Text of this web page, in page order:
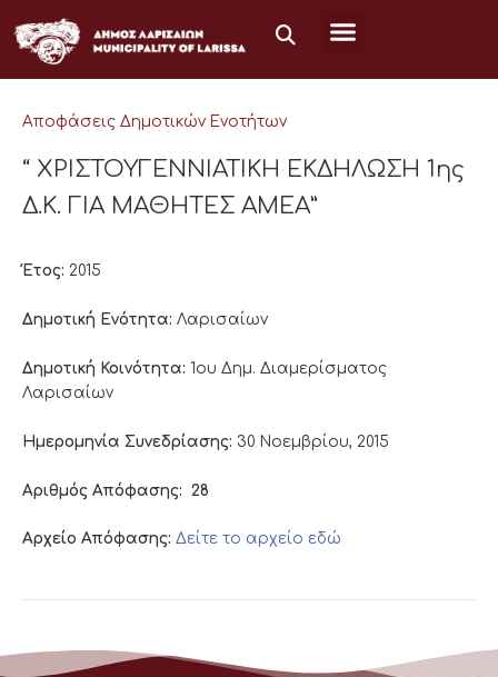
στο
περιεχόμενο
Αποφάσεις Δημοτικών Ενοτήτων
“ ΧΡΙΣΤΟΥΓΕΝΝΙΑΤΙΚΗ ΕΚΔΗΛΩΣΗ 1ης
Δ.Κ. ΓΙΑ ΜΑΘΗΤΕΣ ΑΜΕΑ”
Έτος: 2015
Δημοτική Ενότητα: Λαρισαίων
Δημοτική Κοινότητα: 1ου Δημ. Διαμερίσματος
Λαρισαίων
Ημερομηνία Συνεδρίασης: 30 Νοεμβρίου, 2015
Αριθμός Απόφασης: 28
Αρχείο Απόφασης: Δείτε το αρχείο εδώ